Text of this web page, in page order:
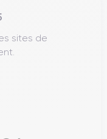
sites de